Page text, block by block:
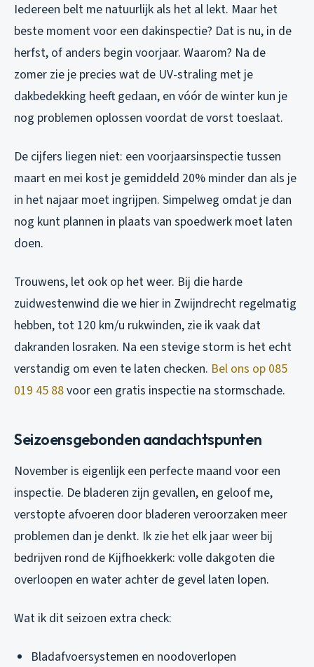
Iedereen belt me natuurlijk als het al lekt. Maar het
beste moment voor een dakinspectie? Dat is nu, in de
herfst, of anders begin voorjaar. Waarom? Na de
zomer zie je precies wat de UV-straling met je
dakbedekking heeft gedaan, en vóór de winter kun je
nog problemen oplossen voordat de vorst toeslaat.
De cijfers liegen niet: een voorjaarsinspectie tussen
maart en mei kost je gemiddeld 20% minder dan als je
in het najaar moet ingrijpen. Simpelweg omdat je dan
nog kunt plannen in plaats van spoedwerk moet laten
doen.
Trouwens, let ook op het weer. Bij die harde
zuidwestenwind die we hier in Zwijndrecht regelmatig
hebben, tot 120 km/u rukwinden, zie ik vaak dat
dakranden losraken. Na een stevige storm is het echt
verstandig om even te laten checken. Bel ons op 085
019 45 88voor een gratis inspectie na stormschade.
Seizoensgebonden aandachtspunten
November is eigenlijk een perfecte maand voor een
inspectie. De bladeren zijn gevallen, en geloof me,
verstopte afvoeren door bladeren veroorzaken meer
problemen dan je denkt. Ik zie het elk jaar weer bij
bedrijven rond de Kijfhoekkerk: volle dakgoten die
overloopen en water achter de gevel laten lopen.
Wat ik dit seizoen extra check:
Bladafvoersystemen en noodoverlopen